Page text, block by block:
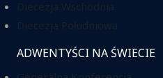
ADWENTYŚCI NA ŚWIECIE